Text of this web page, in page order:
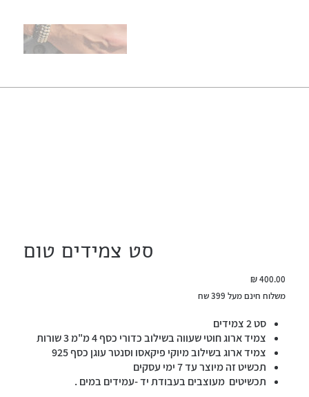
סט צמידים טום
מחיר
משלוח חינם מעל 399 שח
סט 2 צמידים
צמיד ארוג חוטי שעווה בשילוב כדורי כסף 4 מ"מ 3 שורות
צמיד ארוג בשילוב מיוקי פיקאסו וסנטר עוגן כסף 925
תכשיט זה מיוצר עד 7 ימי עסקים
תכשיטים מעוצבים בעבודת יד -עמידים במים .